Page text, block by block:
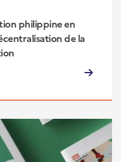
philippine en
de la